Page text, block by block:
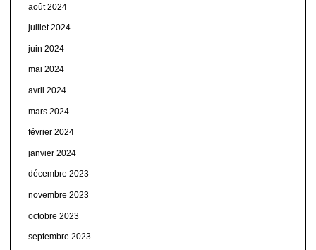
août 2024
juillet 2024
juin 2024
mai 2024
avril 2024
mars 2024
février 2024
janvier 2024
décembre 2023
novembre 2023
octobre 2023
septembre 2023